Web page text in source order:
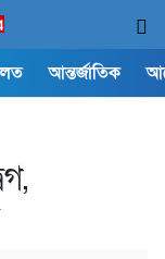
আন্তর্জাতিক